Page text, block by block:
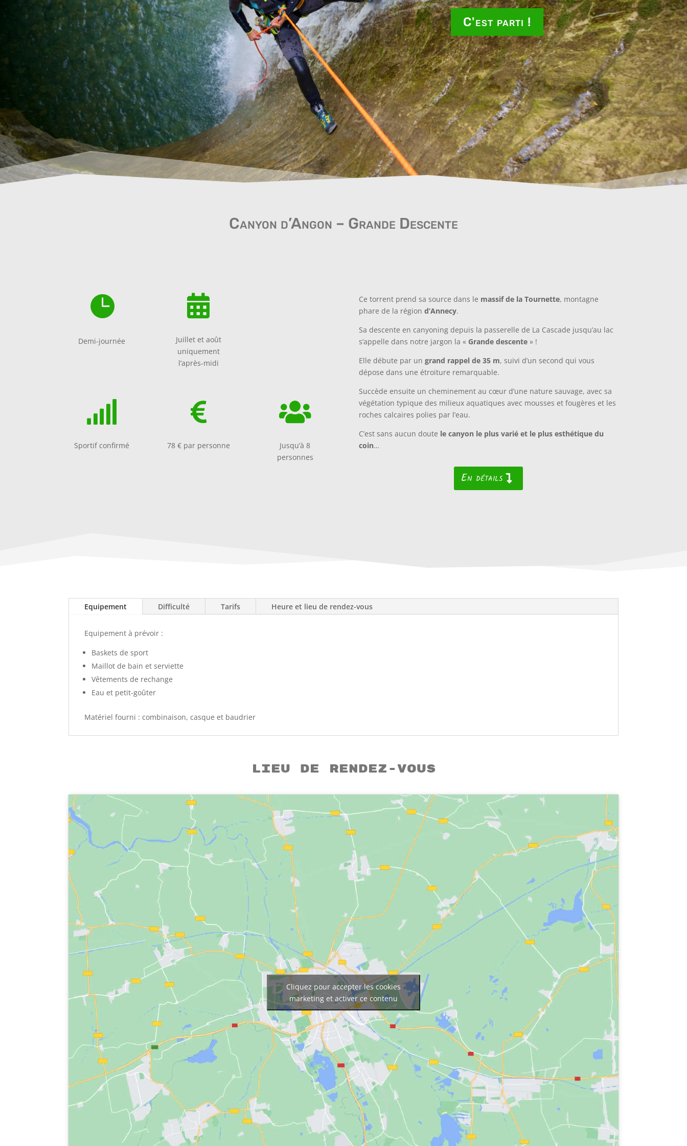
C'est parti !
Canyon d’Angon – Grande Descente

Demi-journée

Juillet et août
uniquement
l’après-midi

Sportif confirmé

78 € par personne

Jusqu’à 8
personnes
Ce torrent prend sa source dans le massif de la Tournette, montagne
phare de la région d’Annecy.
Sa descente en canyoning depuis la passerelle de La Cascade jusqu’au lac
s’appelle dans notre jargon la « Grande descente» !
Elle débute par un grand rappel de 35 m, suivi d’un second qui vous
dépose dans une étroiture remarquable.
Succède ensuite un cheminement au cœur d’une nature sauvage, avec sa
végétation typique des milieux aquatiques avec mousses et fougères et les
roches calcaires polies par l’eau.
C’est sans aucun doute le canyon le plus varié et le plus esthétique du
coin…
En détails
Equipement Difficulté Tarifs Heure et lieu de rendez-vous
Equipement à prévoir :
Baskets de sport
Maillot de bain et serviette
Vêtements de rechange
Eau et petit-goûter
Matériel fourni : combinaison, casque et baudrier
Lieu de rendez-vous
Cliquez pour accepter les cookies
marketing et activer ce contenu